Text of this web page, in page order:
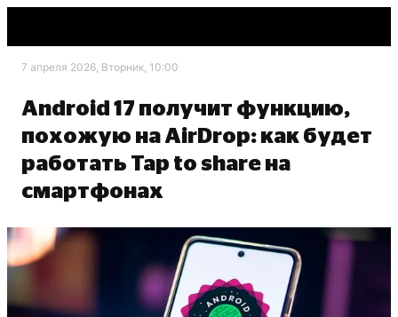
7 апреля 2026, Вторник, 10:00
Android 17 получит функцию,
похожую на AirDrop: как будет
работать Tap to share на
смартфонах